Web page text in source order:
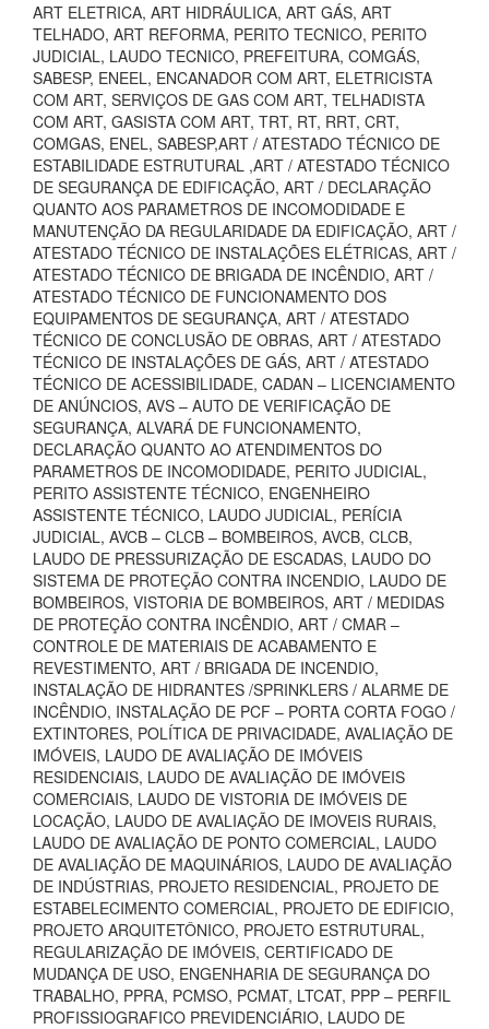
ART ELETRICA, ART HIDRÁULICA, ART GÁS, ART
TELHADO, ART REFORMA, PERITO TECNICO, PERITO
JUDICIAL, LAUDO TECNICO, PREFEITURA, COMGÁS,
SABESP, ENEEL, ENCANADOR COM ART, ELETRICISTA
COM ART, SERVIÇOS DE GAS COM ART, TELHADISTA
COM ART, GASISTA COM ART, TRT, RT, RRT, CRT,
COMGAS, ENEL, SABESP,ART / ATESTADO TÉCNICO DE
ESTABILIDADE ESTRUTURAL ,ART / ATESTADO TÉCNICO
DE SEGURANÇA DE EDIFICAÇÃO, ART / DECLARAÇÃO
QUANTO AOS PARAMETROS DE INCOMODIDADE E
MANUTENÇÃO DA REGULARIDADE DA EDIFICAÇÃO, ART /
ATESTADO TÉCNICO DE INSTALAÇÕES ELÉTRICAS, ART /
ATESTADO TÉCNICO DE BRIGADA DE INCÊNDIO, ART /
ATESTADO TÉCNICO DE FUNCIONAMENTO DOS
EQUIPAMENTOS DE SEGURANÇA, ART / ATESTADO
TÉCNICO DE CONCLUSÃO DE OBRAS, ART / ATESTADO
TÉCNICO DE INSTALAÇÕES DE GÁS, ART / ATESTADO
TÉCNICO DE ACESSIBILIDADE, CADAN – LICENCIAMENTO
DE ANÚNCIOS, AVS – AUTO DE VERIFICAÇÃO DE
SEGURANÇA, ALVARÁ DE FUNCIONAMENTO,
DECLARAÇÃO QUANTO AO ATENDIMENTOS DO
PARAMETROS DE INCOMODIDADE, PERITO JUDICIAL,
PERITO ASSISTENTE TÉCNICO, ENGENHEIRO
ASSISTENTE TÉCNICO, LAUDO JUDICIAL, PERÍCIA
JUDICIAL, AVCB – CLCB – BOMBEIROS, AVCB, CLCB,
LAUDO DE PRESSURIZAÇÃO DE ESCADAS, LAUDO DO
SISTEMA DE PROTEÇÃO CONTRA INCENDIO, LAUDO DE
BOMBEIROS, VISTORIA DE BOMBEIROS, ART / MEDIDAS
DE PROTEÇÃO CONTRA INCÊNDIO, ART / CMAR –
CONTROLE DE MATERIAIS DE ACABAMENTO E
REVESTIMENTO, ART / BRIGADA DE INCENDIO,
INSTALAÇÃO DE HIDRANTES /SPRINKLERS / ALARME DE
INCÊNDIO, INSTALAÇÃO DE PCF – PORTA CORTA FOGO /
EXTINTORES, POLÍTICA DE PRIVACIDADE, AVALIAÇÃO DE
IMÓVEIS, LAUDO DE AVALIAÇÃO DE IMÓVEIS
RESIDENCIAIS, LAUDO DE AVALIAÇÃO DE IMÓVEIS
COMERCIAIS, LAUDO DE VISTORIA DE IMÓVEIS DE
LOCAÇÃO, LAUDO DE AVALIAÇÃO DE IMOVEIS RURAIS,
LAUDO DE AVALIAÇÃO DE PONTO COMERCIAL, LAUDO
DE AVALIAÇÃO DE MAQUINÁRIOS, LAUDO DE AVALIAÇÃO
DE INDÚSTRIAS, PROJETO RESIDENCIAL, PROJETO DE
ESTABELECIMENTO COMERCIAL, PROJETO DE EDIFICIO,
PROJETO ARQUITETÔNICO, PROJETO ESTRUTURAL,
REGULARIZAÇÃO DE IMÓVEIS, CERTIFICADO DE
MUDANÇA DE USO, ENGENHARIA DE SEGURANÇA DO
TRABALHO, PPRA, PCMSO, PCMAT, LTCAT, PPP – PERFIL
PROFISSIOGRAFICO PREVIDENCIÁRIO, LAUDO DE